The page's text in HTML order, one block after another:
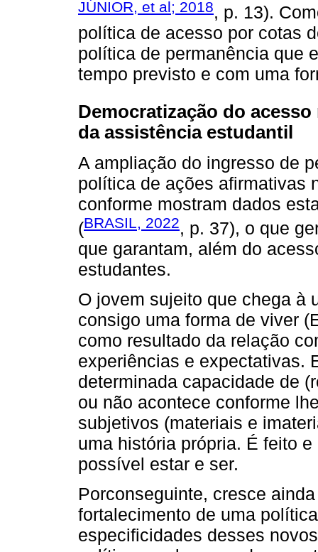
JÚNIOR, et al; 2018, p. 13).
política de acesso por cotas
política de permanência que
tempo previsto e com uma
Democratização do
da assistência estudantil
A ampliação do ingresso de
política de ações afirmativas
conforme mostram dados
(BRASIL, 2022, p. 37), o que
que garantam, além do
estudantes.
O jovem sujeito que chega à
consigo uma forma de viver
como resultado da relação
experiências e expectativas.
determinada capacidade de
ou não acontece conforme
subjetivos (materiais e
uma história própria. É feito
possível estar e ser.
Porconseguinte, cresce
fortalecimento de uma
especificidades desses